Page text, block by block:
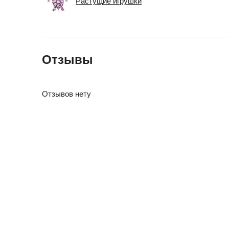
Отзывы
Отзывов нету